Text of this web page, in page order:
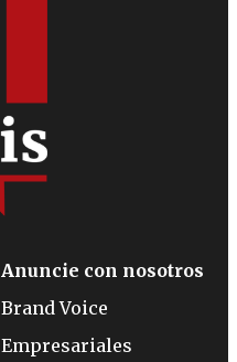
Anuncie con nosotros
Brand Voice
Empresariales